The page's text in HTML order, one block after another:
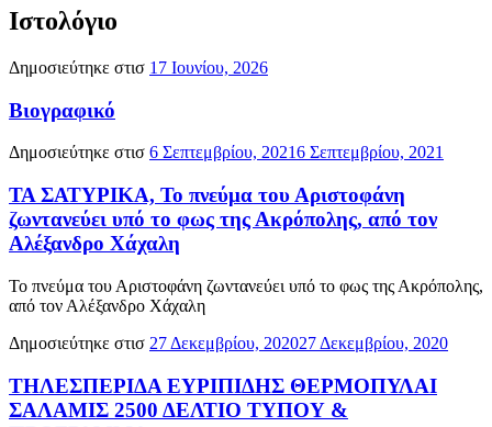
Ιστολόγιο
Δημοσιεύτηκε στισ 17 Ιουνίου, 2026
Βιογραφικό
Δημοσιεύτηκε στισ 6 Σεπτεμβρίου, 20216 Σεπτεμβρίου, 2021
ΤΑ ΣΑΤΥΡΙΚΑ, Το πνεύμα του Αριστοφάνη
ζωντανεύει υπό το φως της Ακρόπολης, από τον
Αλέξανδρο Χάχαλη
Το πνεύμα του Αριστοφάνη ζωντανεύει υπό το φως της Ακρόπολης,
από τον Αλέξανδρο Χάχαλη
Δημοσιεύτηκε στισ 27 Δεκεμβρίου, 202027 Δεκεμβρίου, 2020
ΤΗΛΕΣΠΕΡΙΔΑ ΕΥΡΙΠΙΔΗΣ ΘΕΡΜΟΠΥΛΑΙ
ΣΑΛΑΜΙΣ 2500 ΔΕΛΤΙΟ ΤΥΠΟΥ &